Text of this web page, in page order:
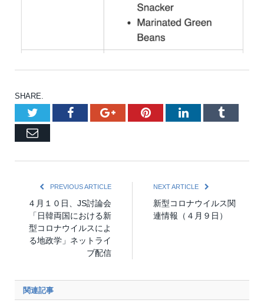
SHARE.
TwitterFacebookGoogle+PinterestLinkedInTumblr
Email
PREVIOUS ARTICLE
４月１０日、JS討論会
「日韓両国における新
型コロナウイルスによ
る地政学」ネットライ
ブ配信
NEXT ARTICLE
新型コロナウイルス関
連情報（４月９日）
関連記事